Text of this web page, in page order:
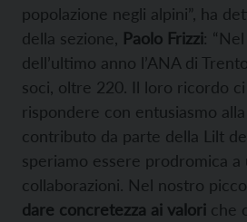
popolazione negli alpini”, ha
della sezione, Paolo Frizzi:
dell’ultimo anno l’ANA di
soci, oltre 220. Il loro ricordo
rispondere con entusiasmo
contributo da parte della Lilt
speriamo essere prodromica
collaborazioni. Nel nostro
dare concretezza ai valori che